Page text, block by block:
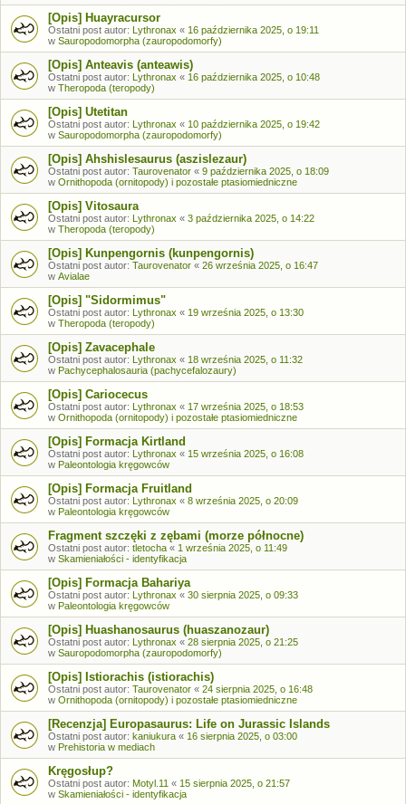
[Opis] Huayracursor
Ostatni post autor: Lythronax « 16 października 2025, o 19:11
w Sauropodomorpha (zauropodomorfy)
[Opis] Anteavis (anteawis)
Ostatni post autor: Lythronax « 16 października 2025, o 10:48
w Theropoda (teropody)
[Opis] Utetitan
Ostatni post autor: Lythronax « 10 października 2025, o 19:42
w Sauropodomorpha (zauropodomorfy)
[Opis] Ahshislesaurus (aszislezaur)
Ostatni post autor: Taurovenator « 9 października 2025, o 18:09
w Ornithopoda (ornitopody) i pozostałe ptasiomiedniczne
[Opis] Vitosaura
Ostatni post autor: Lythronax « 3 października 2025, o 14:22
w Theropoda (teropody)
[Opis] Kunpengornis (kunpengornis)
Ostatni post autor: Taurovenator « 26 września 2025, o 16:47
w Avialae
[Opis] "Sidormimus"
Ostatni post autor: Lythronax « 19 września 2025, o 13:30
w Theropoda (teropody)
[Opis] Zavacephale
Ostatni post autor: Lythronax « 18 września 2025, o 11:32
w Pachycephalosauria (pachycefalozaury)
[Opis] Cariocecus
Ostatni post autor: Lythronax « 17 września 2025, o 18:53
w Ornithopoda (ornitopody) i pozostałe ptasiomiedniczne
[Opis] Formacja Kirtland
Ostatni post autor: Lythronax « 15 września 2025, o 16:08
w Paleontologia kręgowców
[Opis] Formacja Fruitland
Ostatni post autor: Lythronax « 8 września 2025, o 20:09
w Paleontologia kręgowców
Fragment szczęki z zębami (morze północne)
Ostatni post autor: tletocha « 1 września 2025, o 11:49
w Skamieniałości - identyfikacja
[Opis] Formacja Bahariya
Ostatni post autor: Lythronax « 30 sierpnia 2025, o 09:33
w Paleontologia kręgowców
[Opis] Huashanosaurus (huaszanozaur)
Ostatni post autor: Lythronax « 28 sierpnia 2025, o 21:25
w Sauropodomorpha (zauropodomorfy)
[Opis] Istiorachis (istiorachis)
Ostatni post autor: Taurovenator « 24 sierpnia 2025, o 16:48
w Ornithopoda (ornitopody) i pozostałe ptasiomiedniczne
[Recenzja] Europasaurus: Life on Jurassic Islands
Ostatni post autor: kaniukura « 16 sierpnia 2025, o 03:00
w Prehistoria w mediach
Kręgosłup?
Ostatni post autor: Motyl.11 « 15 sierpnia 2025, o 21:57
w Skamieniałości - identyfikacja